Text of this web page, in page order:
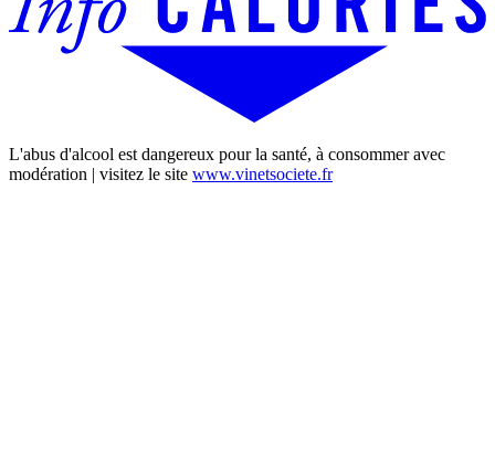
L'abus d'alcool est dangereux pour la santé, à consommer avec
modération | visitez le site www.vinetsociete.fr